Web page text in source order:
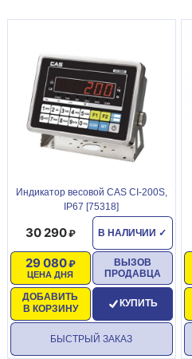
Индикатор весовой CAS CI-200S,
IP67 [75318]
В НАЛИЧИИ ✓
30 290
ЦЕНА ДНЯ
29 080
ДОБАВИТЬ
В КОРЗИНУ
ВЫЗОВ
ПРОДАВЦА
КУПИТЬ
БЫСТРЫЙ ЗАКАЗ